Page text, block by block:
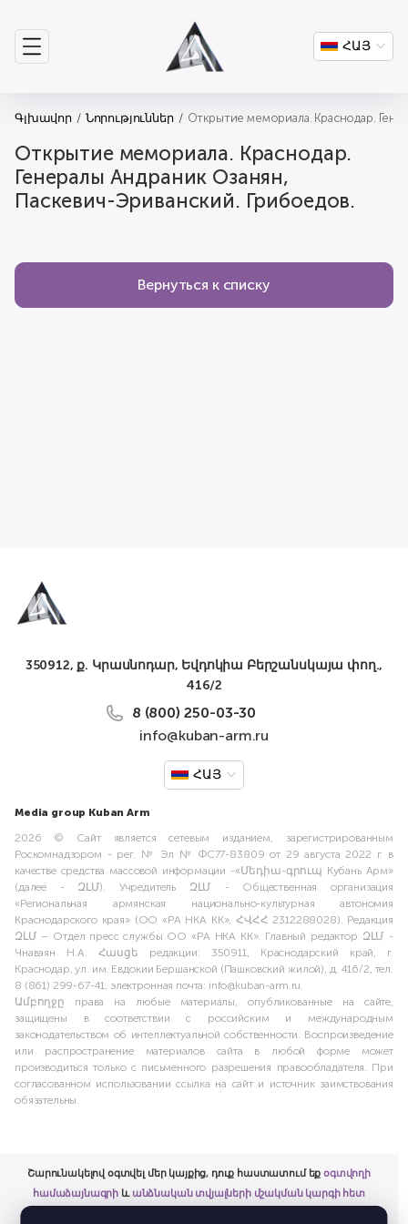
ՀԱՅ
Գլխավոր Նորություններ Открытие мемориала. Краснодар.
Открытие мемориала. Краснодар.
Генералы Андраник Озанян,
Паскевич-Эриванский. Грибоедов.
Вернуться к списку
350912, ք. Կրասնոդար, Եվդոկիա Բերշանսկայա փող.,
416/2
8 (800) 250-03-30
info@kuban-arm.ru
ՀԱՅ
Media group Kuban Arm
2026 © Сайт является сетевым изданием, зарегистрированным
Роскомнадзором - рег. № Эл № ФС77-83809 от 29 августа 2022 г. в
качестве средства массовой информации -«Մեդիա-գրուպ Кубань Арм»
(далее - ԶԼՄ). Учредитель ԶԼՄ - Общественная организация
«Региональная армянская национально-культурная автономия
Краснодарского края» (ОО «РА НКА КК», ՀՎՀՀ 2312288028). Редакция
ԶԼՄ – Отдел пресс службы ОО «РА НКА КК». Главный редактор ԶԼՄ -
Чнаваян Н.А. Հասցե редакции: 350911, Краснодарский край, г.
Краснодар, ул. им. Евдокии Бершанской (Пашковский жилой), д. 416/2, тел.
8 (861) 299-67-41, электронная почта: info@kuban-arm.ru.
Ամբողջը права на любые материалы, опубликованные на сайте,
защищены в соответствии с российским и международным
законодательством об интеллектуальной собственности. Воспроизведение
или распространение материалов сайта в любой форме может
производиться только с письменного разрешения правообладателя. При
согласованном использовании ссылка на сайт и источник заимствования
обязательны.
Շարունակելով օգտվել մեր կայքից, դուք հաստատում եքօգտվողի
համաձայնագրի և անձնական տվյալների մշակման կարգի հետ